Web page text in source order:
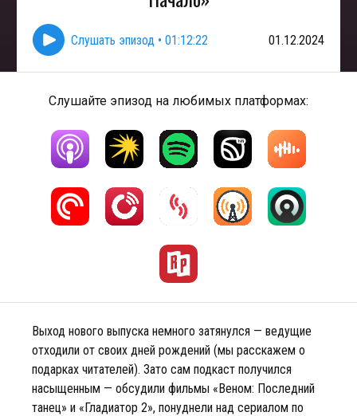
Слушать эпизод • 01:12:22 01.12.2024
Слушайте эпизод на любимых платформах:
Выход нового выпуска немного затянулся — ведущие
отходили от своих дней рождений (мы расскажем о
подарках читателей). Зато сам подкаст получился
насыщенным — обсудили фильмы «Веном: Последний
танец» и «Гладиатор 2», понуднели над сериалом по